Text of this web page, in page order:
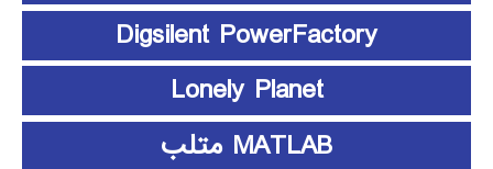
Digsilent PowerFactory
Lonely Planet
MATLAB متلب